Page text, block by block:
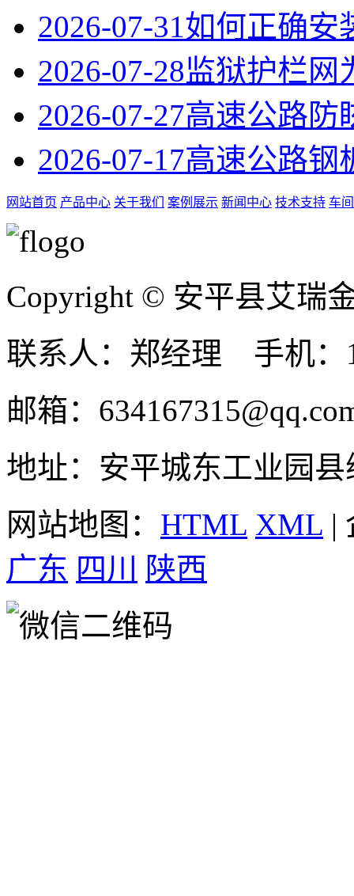
2026-07-31 如何正确安
2026-07-28监狱护栏网
2026-07-27高速公路防
2026-07-17高速公路钢
网站首页 产品中心 关于我们 案例展示 新闻中心 技术支持 车
Copyright © 安平县艾瑞
联系人：郑经理 手机：
邮箱：
地址：安平城东工业园县
网站地图： HTML XML |
广东 四川 陕西